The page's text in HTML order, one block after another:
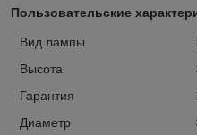
Пользовательские
Вид лампы
Высота
Гарантия
Диаметр